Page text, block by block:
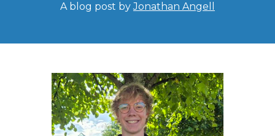
A blog post byJonathan Angell